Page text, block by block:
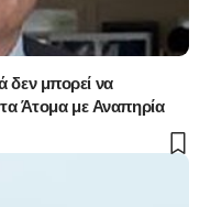
δεν μπορεί να
Άτομα με Αναπηρία